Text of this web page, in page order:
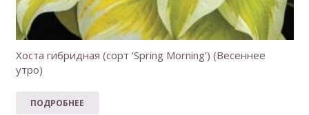
Хоста гибридная (сорт ‘Spring Morning’) (Весеннее
утро)
ПОДРОБНЕЕ